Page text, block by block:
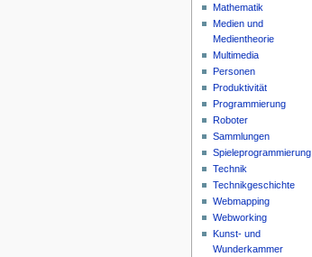
Mathematik
Medien und
Medientheorie
Multimedia
Personen
Produktivität
Programmierung
Roboter
Sammlungen
Spieleprogrammierung
Technik
Technikgeschichte
Webmapping
Webworking
Kunst- und
Wunderkammer